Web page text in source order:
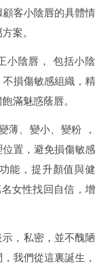
客小陰唇的具體情
案。
小陰唇， 包括小陰
損傷敏感組織，精
滿魅惑蔭唇。
薄、變小、變粉 ，
置，避免損傷敏感
能，提升顏值與健
女性找回自信，增
，私密，並不醜陋
我們從這裏誕生，